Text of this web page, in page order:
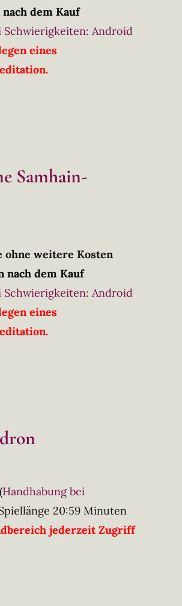
dem Kauf
Schwierigkeiten: Android
eines
Samhain-
ohne weitere Kosten
nach dem Kauf
Schwierigkeiten: Android
eines
(Handhabung bei
20:59 Minuten
jederzeit Zugriff